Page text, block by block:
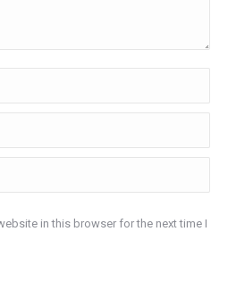
in this browser for the next time I